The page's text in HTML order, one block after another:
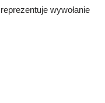
wywołanie